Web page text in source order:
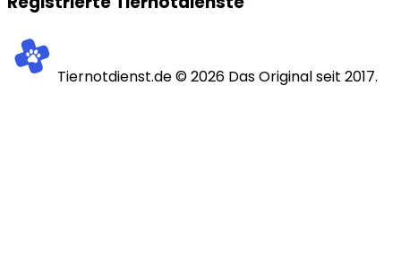
Tiernotdienst.de ©2026 Das Original seit 2017.